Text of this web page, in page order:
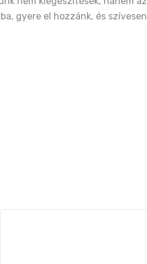
gyere el hozzánk, és szívesen